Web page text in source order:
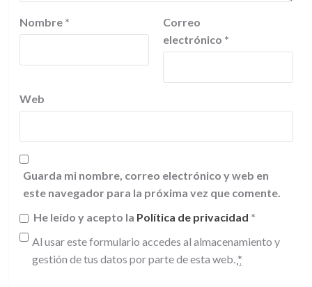
Nombre *
Correo
electrónico *
Web
Guarda mi nombre, correo electrónico y web en
este navegador para la próxima vez que comente.
He leído y acepto la Política de privacidad *
Al usar este formulario accedes al almacenamiento y
gestión de tus datos por parte de esta web. *